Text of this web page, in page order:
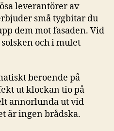
leverantörer av
små tygbitar du
dem mot fasaden. Vid
och i mulet
beroende på
ut klockan tio på
annorlunda ut vid
är ingen brådska.